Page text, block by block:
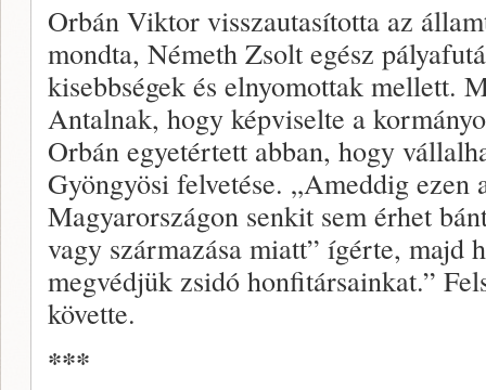
Orbán Viktor visszautasította az
mondta, Németh Zsolt egész
kisebbségek és elnyomottak mellett.
Antalnak, hogy képviselte a
Orbán egyetértett abban, hogy
Gyöngyösi felvetése. „Ameddig ezen
Magyarországon senkit sem érhet
vagy származása miatt” ígérte, majd
megvédjük zsidó honfitársainkat.”
követte.
***